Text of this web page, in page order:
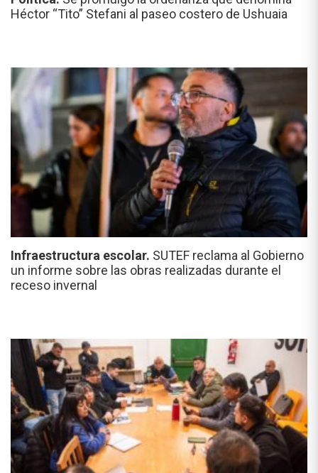
Héctor “Tito” Stefani al paseo costero de Ushuaia
Infraestructura escolar. SUTEF reclama al Gobierno
un informe sobre las obras realizadas durante el
receso invernal